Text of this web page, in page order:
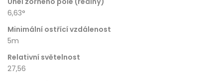
6,63°
Minimální ostřící vzdálenost
5m
Relativní světelnost
27,56